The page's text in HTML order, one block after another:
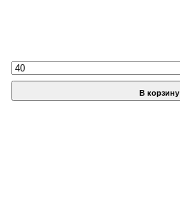
В корзину